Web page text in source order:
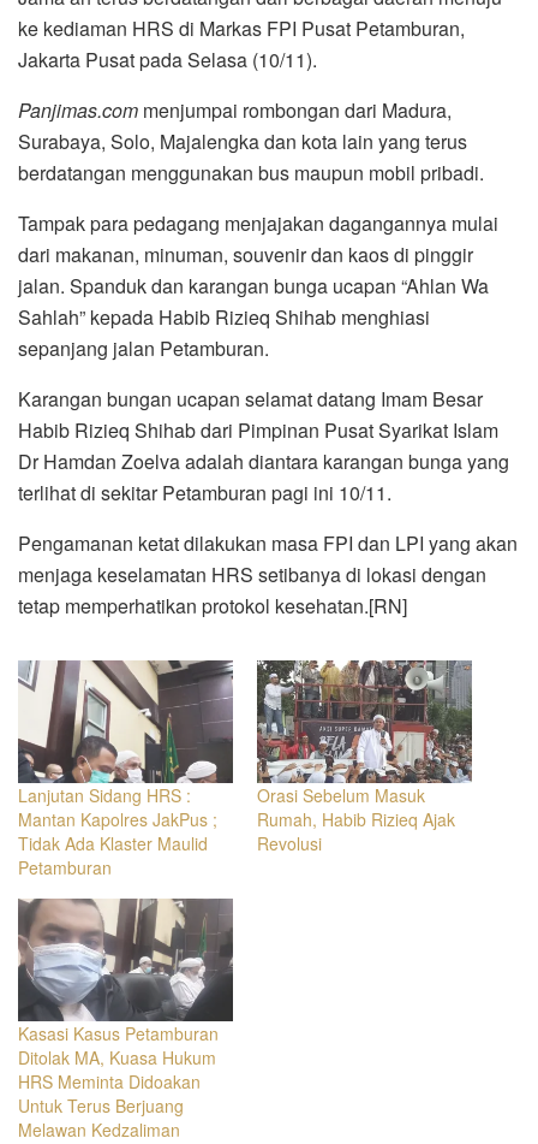
ke kediaman HRS di Markas FPI Pusat Petamburan,
Jakarta Pusat pada Selasa (10/11).
Panjimas.com menjumpai rombongan dari Madura,
Surabaya, Solo, Majalengka dan kota lain yang terus
berdatangan menggunakan bus maupun mobil pribadi.
Tampak para pedagang menjajakan dagangannya mulai
dari makanan, minuman, souvenir dan kaos di pinggir
jalan. Spanduk dan karangan bunga ucapan “Ahlan Wa
Sahlah” kepada Habib Rizieq Shihab menghiasi
sepanjang jalan Petamburan.
Karangan bungan ucapan selamat datang Imam Besar
Habib Rizieq Shihab dari Pimpinan Pusat Syarikat Islam
Dr Hamdan Zoelva adalah diantara karangan bunga yang
terlihat di sekitar Petamburan pagi ini 10/11.
Pengamanan ketat dilakukan masa FPI dan LPI yang akan
menjaga keselamatan HRS setibanya di lokasi dengan
tetap memperhatikan protokol kesehatan.[RN]
Lanjutan Sidang HRS :
Mantan Kapolres JakPus ;
Tidak Ada Klaster Maulid
Petamburan
Orasi Sebelum Masuk
Rumah, Habib Rizieq Ajak
Revolusi
Kasasi Kasus Petamburan
Ditolak MA, Kuasa Hukum
HRS Meminta Didoakan
Untuk Terus Berjuang
Melawan Kedzaliman